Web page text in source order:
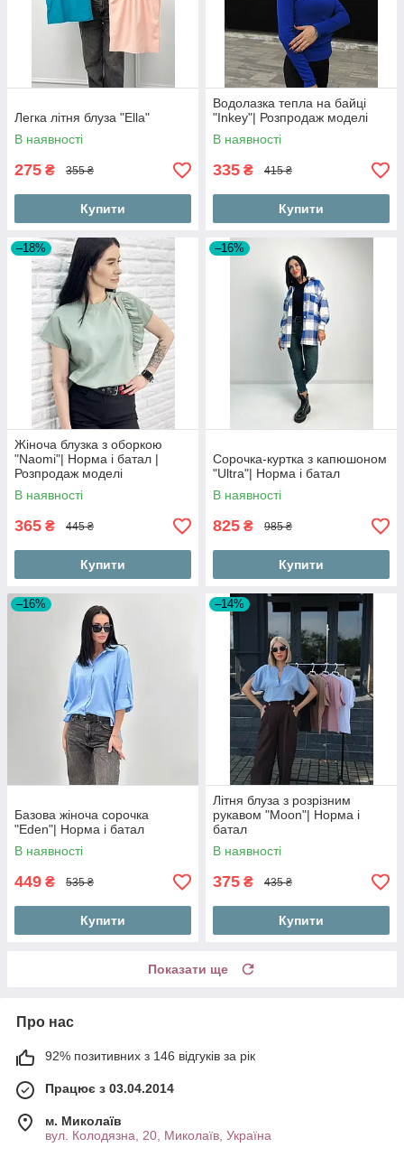
Легка літня блуза "Ella"
В наявності
275 ₴ 355 ₴
Купити
Водолазка тепла на байці
"Inkey"| Розпродаж моделі
В наявності
335 ₴ 415 ₴
Купити
–18%
Жіноча блузка з оборкою
"Naomi"| Норма і батал |
Розпродаж моделі
В наявності
365 ₴ 445 ₴
Купити
–16%
Сорочка-куртка з капюшоном
"Ultra"| Норма і батал
В наявності
825 ₴ 985 ₴
Купити
–16%
Базова жіноча сорочка
"Eden"| Норма і батал
В наявності
449 ₴ 535 ₴
Купити
–14%
Літня блуза з розрізним
рукавом "Moon"| Норма і
батал
В наявності
375 ₴ 435 ₴
Купити
Показати ще
Про нас
92% позитивних з 146 відгуків за рік
Працює з 03.04.2014
м. Миколаїв
вул. Колодязна, 20, Миколаїв, Україна